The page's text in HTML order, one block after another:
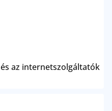
az internetszolgáltatók